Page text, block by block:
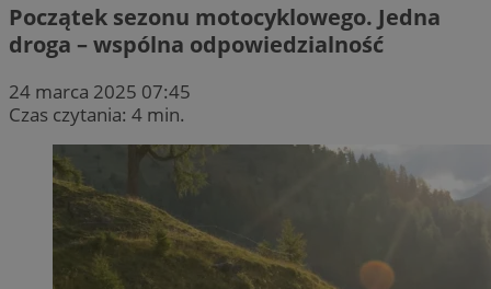
Początek sezonu motocyklowego. Jedna
droga – wspólna odpowiedzialność
24 marca 2025 07:45
Czas czytania: 4 min.